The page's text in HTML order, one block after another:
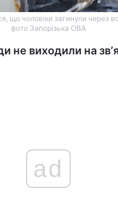
що чоловіки загинули через
фото Запорізька ОВА
не виходили на
ad